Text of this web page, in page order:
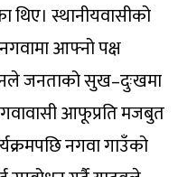
स्थानीयवासीको
आफ्नो पक्ष
जनताको सुख–दुःखमा
आफूप्रति मजबुत
नगवा गाउँको